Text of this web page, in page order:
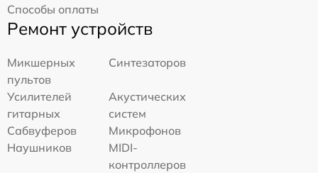
Способы оплаты
Ремонт устройств
Микшерных
пультов
Синтезаторов
Усилителей
гитарных
Акустических
систем
Сабвуферов
Микрофонов
Наушников
MIDI-
контроллеров